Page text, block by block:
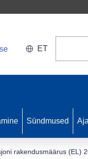
ET
Sündmused
rakendusmäärus (EL)